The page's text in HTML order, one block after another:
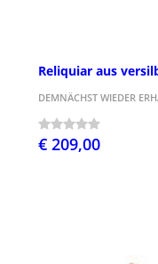
Reliquiar aus
DEMNÄCHST WIEDER
€ 209,00